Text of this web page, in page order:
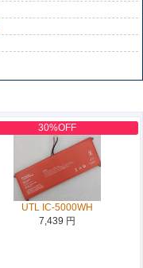
30%OFF
UTL IC-5000WH
7,439 円